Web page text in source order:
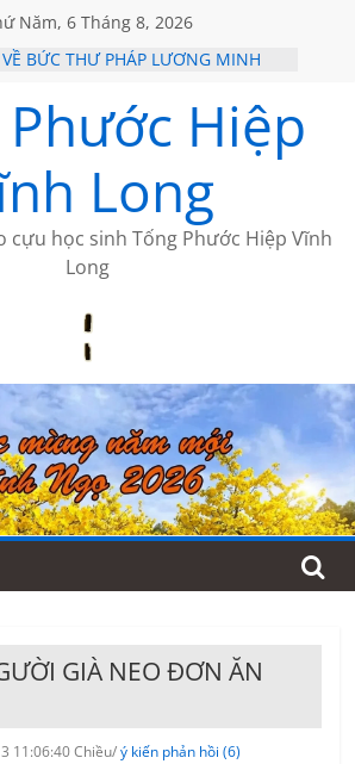
Năm, 6 Tháng 8, 2026
VỀ BỨC THƯ PHÁP LƯƠNG MINH
HỌC SỬ HỒI XƯA
MỘT ĐỜI ĐI QUA NHỮNG TRANG
SÁCH
BẤT CHỢT CỦA CHÂU LỆ DUNG
CÀ PHÊ NGẮM NÚI
Hiệp
Long
cựu học sinh Tống Phước Hiệp Vĩnh
Long
GIÀ NEO ĐƠN ĂN
11:06:40 Chiều/ý kiến phản hồi (6)